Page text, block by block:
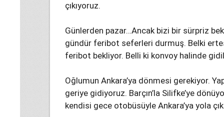
çıkıyoruz.
Günlerden pazar…Ancak bizi bir sürpriz
gündür feribot seferleri durmuş. Belki
feribot bekliyor. Belli ki konvoy halinde
Oğlumun Ankara’ya dönmesi gerekiyor.
geriye gidiyoruz. Barçın’la Silifke’ye
kendisi gece otobüsüyle Ankara’ya yola